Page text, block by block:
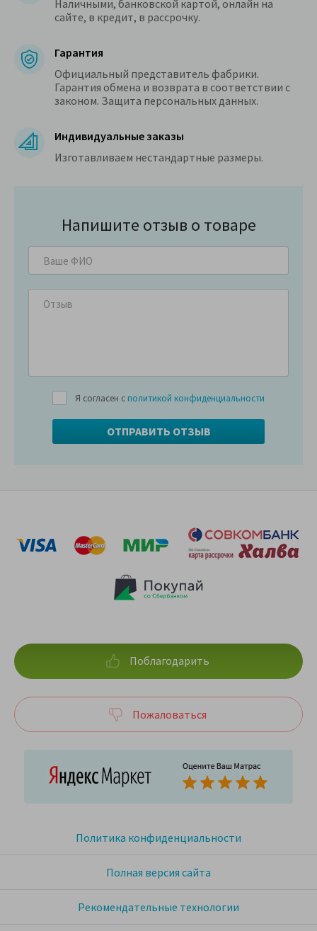
Наличными, банковской картой, онлайн на
сайте, в кредит, в рассрочку.
Гарантия
Официальный представитель фабрики.
Гарантия обмена и возврата в соответствии с
законом. Защита персональных данных.
Индивидуальные заказы
Изготавливаем нестандартные размеры.
Напишите отзыв о товаре
Я согласен с политикой конфиденциальности
Политика конфиденциальности
Полная версия сайта
Рекомендательные технологии
Поблагодарить
Пожаловаться